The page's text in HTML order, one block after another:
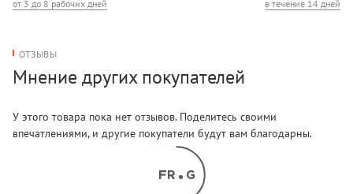
от 3 до 8 рабочих дней
в течение 14 дней
ОТЗЫВЫ
Мнение других покупателей
У этого товара пока нет отзывов. Поделитесь своими
впечатлениями, и другие покупатели будут вам благодарны.